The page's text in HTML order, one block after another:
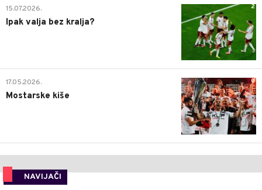
2
15.07.2026.
Ipak valja bez kralja?
0
17.05.2026.
Mostarske kiše
NAVIJAČI